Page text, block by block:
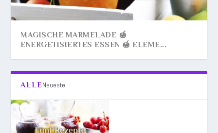
MAGISCHE MARMELADE 🍯
ENERGETISIERTES ESSEN 🍯 ELEME...
ALLENeueste